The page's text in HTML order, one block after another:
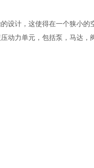
设计，这使得在一个狭小
动力单元，包括泵，马达，